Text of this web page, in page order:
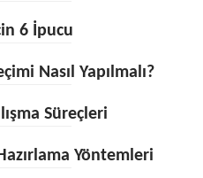
6 İpucu
Nasıl Yapılmalı?
Süreçleri
Yöntemleri